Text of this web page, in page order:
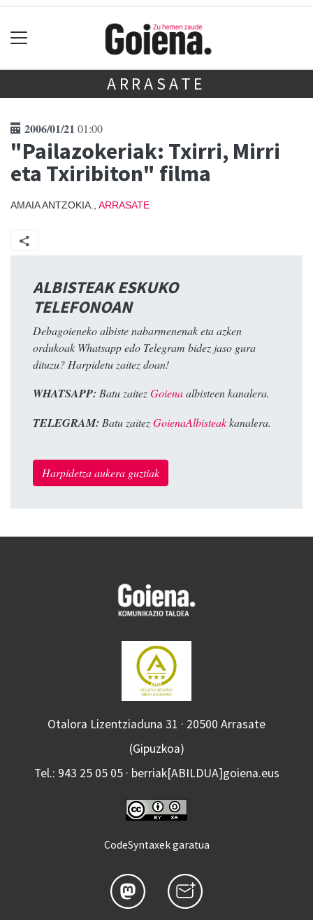
ARRASATE
2006/01/21 01:00
"Pailazokeriak: Txirri, Mirri
eta Txiribiton" filma
AMAIA ANTZOKIA., ARRASATE
ALBISTEAK ESKUKO
TELEFONOAN
Debagoieneko albiste nabarmenenak eta azken
ordukoak Whatsapp edo Telegram bidez jaso gura
dituzu? Harpidetu zaitez doan!
WHATSAPP: Batu zaitezGoienaalbisteen kanalera.
TELEGRAM: Batu zaitezGoienaAlbisteakkanalera.
Harpidetza aukera guztiak
Otalora Lizentziaduna 31 · 20500 Arrasate
(Gipuzkoa)
Tel.: 943 25 05 05 · berriak[ABILDUA]goiena.eus
CodeSyntaxek garatua